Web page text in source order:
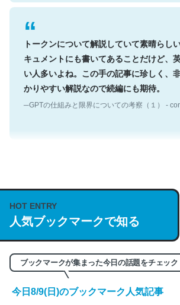
トークンについて解説していて素晴らし
キュメントにも書いてあることだけど、
い人多いよね。この手の記事に珍しく、
かりやすい解説なので続編にも期待。
説してる記事が少ないので貴重な良記事。
https://isobe324649.hatenablog.com/
/064121
─GPTの仕組みと限界についての考察（１） -
HOT ENTRY
人気ブックマークで知る
ブックマークが集まった今日の話題をチェック
今日8/9(日)のブックマーク人気記事